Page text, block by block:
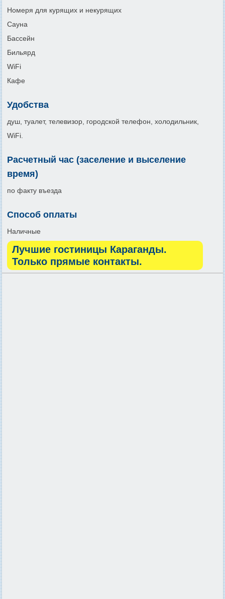
Номеря для курящих и некурящих
Сауна
Бассейн
Бильярд
WiFi
Кафе
Удобства
душ, туалет, телевизор, городской телефон, холодильник,
WiFi.
Расчетный час (заселение и выселение
время)
по факту въезда
Способ оплаты
Наличные
Лучшие гостиницы Караганды.
Только прямые контакты.